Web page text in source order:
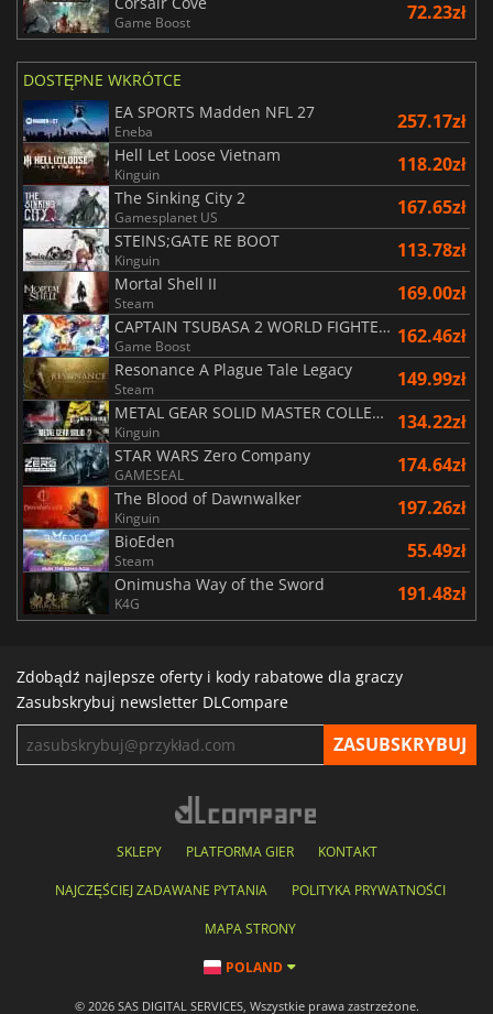
Game Boost 72.23zł
DOSTĘPNE WKRÓTCE
EA SPORTS Madden NFL 27
Eneba 257.17zł
Hell Let Loose Vietnam
Kinguin 118.20zł
The Sinking City 2
Gamesplanet US 167.65zł
STEINS;GATE RE BOOT
Kinguin 113.78zł
Mortal Shell II
Steam 169.00zł
CAPTAIN TSUBASA 2 WORLD FIGHTERS
Game Boost 162.46zł
Resonance A Plague Tale Legacy
Steam 149.99zł
METAL GEAR SOLID MASTER COLLECTION Vol.2
Kinguin 134.22zł
STAR WARS Zero Company
GAMESEAL 174.64zł
The Blood of Dawnwalker
Kinguin 197.26zł
BioEden
Steam 55.49zł
Onimusha Way of the Sword
K4G 191.48zł
Zdobądź najlepsze oferty i kody rabatowe dla graczy
Zasubskrybuj newsletter DLCompare
SKLEPY PLATFORMA GIER KONTAKT
NAJCZĘŚCIEJ ZADAWANE PYTANIA POLITYKA PRYWATNOŚCI
MAPA STRONY
POLAND
© 2026 SAS DIGITAL SERVICES, Wszystkie prawa zastrzeżone.